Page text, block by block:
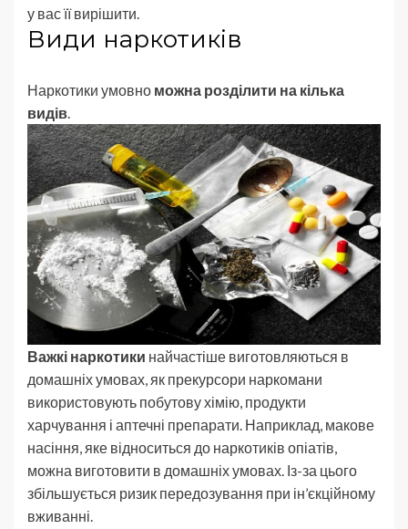
у вас її вирішити.
Види наркотиків
Наркотики умовно можна розділити на кілька
видів
Важкі наркотики найчастіше виготовляються в
домашніх умовах, як прекурсори наркомани
використовують побутову хімію, продукти
харчування і аптечні препарати. Наприклад, макове
насіння, яке відноситься до наркотиків опіатів,
можна виготовити в домашніх умовах. Із-за цього
збільшується ризик передозування при ін’єкційному
вживанні.